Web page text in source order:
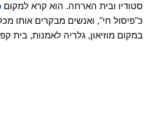
סטודיו ובית הארחה. הוא קרא למקום
כ"פיסול חי", ואנשים מבקרים אותו
במקום מוזיאון, גלריה לאמנות, בית